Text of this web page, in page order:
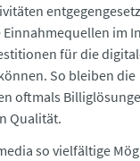
im
für die
So bleiben die
oftmals
Qualität.
so vielfältige